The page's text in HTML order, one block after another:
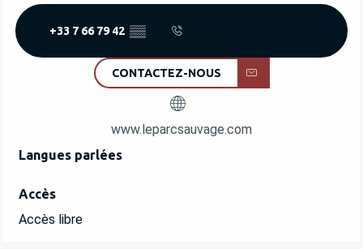
+33 7 66 79 42 ▒▒
CONTACTEZ-NOUS
www.leparcsauvage.com
Langues parlées
Langues parlées
Accès
Accès
Accès libre